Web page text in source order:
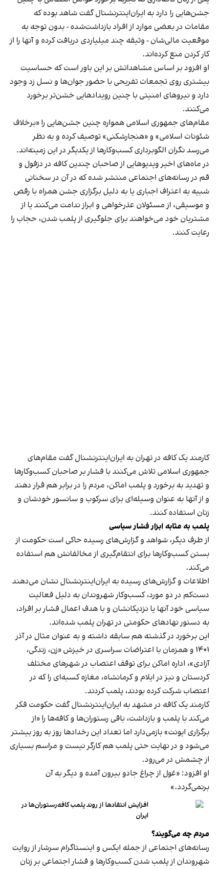
جشن‌هایی را دارد به ایران‌اینترنشنال گفت شاهد بوده که
مقامات در بعضی موارد از افراد بازداشت‌‌شده - بدون توجه به
موقعیت مالی‌شان - وثیقه چند میلیاردی دریافت کرده و آنها را از
کار کردن منع کرده‌اند.
او افزود بر اساس مشاهداتش بر این باور است که حساسیت
بیشتری روی تجمعات تفریحی با حضور جوان‌ها و نسل زد وجود
دارد و نیروهای امنیتی با چنین رویدادهایی خشن‌تر برخورد
می‌کنند.
مقام‌های جمهوری اسلامی همواره چنین جشن‌هایی را «برخلاف
شئونات اسلامی» و «هنجارشکنی» توصیف کرده و به نظر
می‌رسد نگران الگوبرداری کسب‌وکارها از یکدیگر در این زمینه‌اند.
در ماه‌های اخیر ویدیوهایی از صاحبان چندین کافه در دزفول و
قم در رسانه‌های اجتماعی منتشر شده که در آن در سخنانی
شبیه به اعتراف اجباری یا به دلیل برگزاری جشن همراه با رقص
و موسیقی، از مسئولان عذرخواهی و ابراز ندامت می‌کنند یا از
مشتریان خود می‌خواهند برای جلوگیری از پلمب شدن، حجاب را
رعایت کنند.
کارمند یک کافه در تهران به ایران‌اینترنشنال گفت مقام‌های
جمهوری اسلامی تلاش می‌کنند با فشار بر صاحبان کسب‌وکارها
و تهدید به برخورد و پلمب اماکن، مردم را در برابر هم قرار دهند
و از آنها به عنوان وسیله‌ای برای سرکوب و سانسور خودشان و
زنان استفاده کنند.
پلمب به مثابه ابزار فشار سیاسی
از طرف دیگر، شواهد و گزارش‌های رسیده حاکی است حکومت از
بستن کسب‌وکارها برای انتقام‌گیری از مخالفانش هم استفاده
می‌کند.
اطلاعات و گزارش‌های رسیده به ایران‌اینترنشنال نشان می‌دهند
دست‌کم در دو مورد، کسب‌وکار شهروندان به دلیل فعالیت
سیاسی خود آنها یا نزدیکانشان و با هدف اعمال فشار بر افراد،
به دستور نهادهای حکومتی در تهران پلمب شده‌اند.
این برخورد در گذشته هم سابقه داشته و به عنوان مثال در آذر
۱۴۰۱ و همزمان با اعتراضات سراسری در خیزش «زن، زندگی،
آزادی»، اداره اماکن برای توقف اعتصاب در شهرهای مختلف
کردستان و نیز در ایلام و کرمانشاه، مغازه کسبه‌ای را که در
اعتصاب شرکت کرده بودند، پلمب کردند.
کارمند یک کافه در مشهد به ایران‌اینترنشنال گفت حکومت فکر
می‌کند با پلمب و بازداشت، باقی رستوران‌ها و کافه‌ها را «از
برگزاری ایونت» بازمی‌دارد اما تعداد این رخدادها روز به روز بیشتر
می‌شود و در نهایت حتی پلمب هم کارگر نیست و مراسم بسیاری
از چشمش در می‌رود.
او افزود: «غول از چراغ جادو بیرون آمده و دیگر به آن
برنمی‎‌گردد.»
افزایش انتقادها از روند پلمب کافه‌رستوران‌ها در
ایران
مردم چه می‌گویند؟
رسانه‎‌های اجتماعی از جمله ایکس و اینستاگرام سرشار از روایت
شهروندان از پلمب شدن کسب‌وکارها و فشار اجتماعی بر زنان